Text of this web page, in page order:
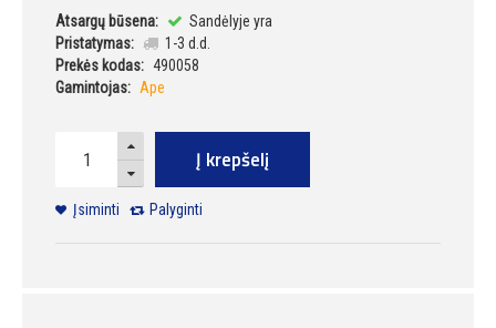
Atsargų būsena:
Sandėlyje yra
Pristatymas:
1-3 d.d.
Prekės kodas: 490058
Gamintojas: Ape
Į krepšelį
Įsiminti Palyginti